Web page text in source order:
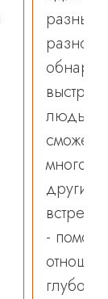
людьми.
многое
встреч
-